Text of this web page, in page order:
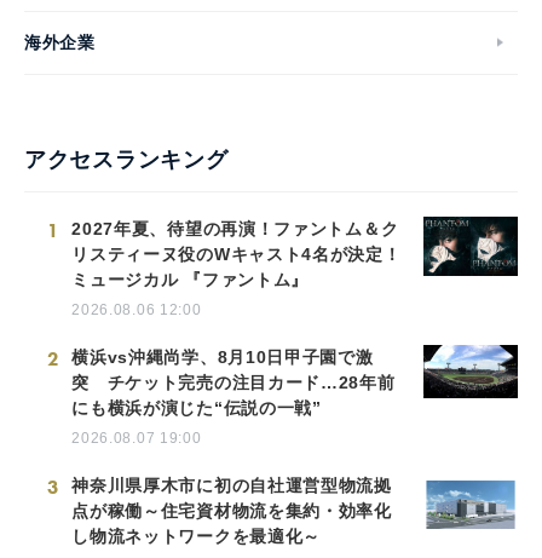
海外企業
アクセスランキング
1
2027年夏、待望の再演！ファントム＆ク
リスティーヌ役のWキャスト4名が決定！
ミュージカル 『ファントム』
2026.08.06 12:00
2
横浜vs沖縄尚学、8月10日甲子園で激
突 チケット完売の注目カード…28年前
にも横浜が演じた“伝説の一戦”
2026.08.07 19:00
3
神奈川県厚木市に初の自社運営型物流拠
点が稼働～住宅資材物流を集約・効率化
し物流ネットワークを最適化～